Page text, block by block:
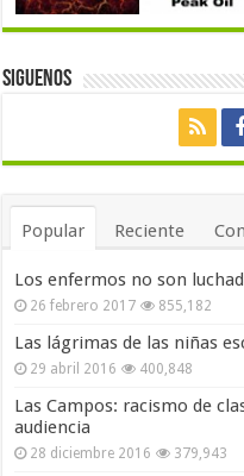
Siguenos
Popular Reciente
Los enfermos no son
26 febrero 2017 855,182
Las lágrimas de las niñas
29 abril 2016 400,848
Las Campos: racismo de
audiencia
28 diciembre 2016 379,943